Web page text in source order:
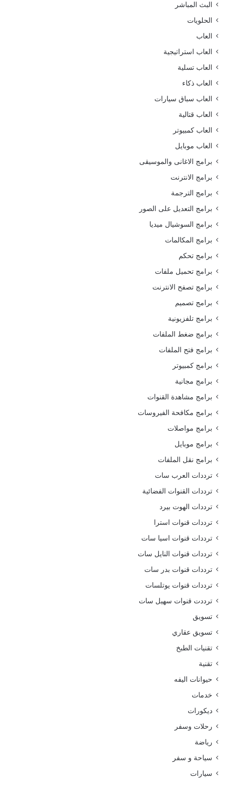
البث المباشر
الحلويات
العاب
العاب استراتيجية
العاب تسلية
العاب ذكاء
العاب سباق سيارات
العاب قتالية
العاب كمبيوتر
العاب موبايل
برامج الاغانى والموسيقى
برامج الانترنت
برامج الترجمة
برامج التعديل على الصور
برامج السوشيال ميديا
برامج المكالمات
برامج تحكم
برامج تحميل ملفات
برامج تصفح الانترنت
برامج تصميم
برامج تلفزيونية
برامج ضغط الملفات
برامج فتح الملفات
برامج كمبيوتر
برامج مجانية
برامج مشاهدة القنوات
برامج مكافحة الفيروسات
برامج مواصلات
برامج موبايل
برامج نقل الملفات
ترددات العرب سات
ترددات القنوات الفضائية
ترددات الهوت بيرد
ترددات قنوات استرا
ترددات قنوات اسيا سات
ترددات قنوات النايل سات
ترددات قنوات بدر سات
ترددات قنوات يوتلسات
ترددت قنوات سهيل سات
تسويق
تسويق عقاري
تقنيات الطبخ
تقنية
حيوانات اليفه
خدمات
ديكورات
رحلات وسفر
رياضة
سياحة و سفر
سيارات